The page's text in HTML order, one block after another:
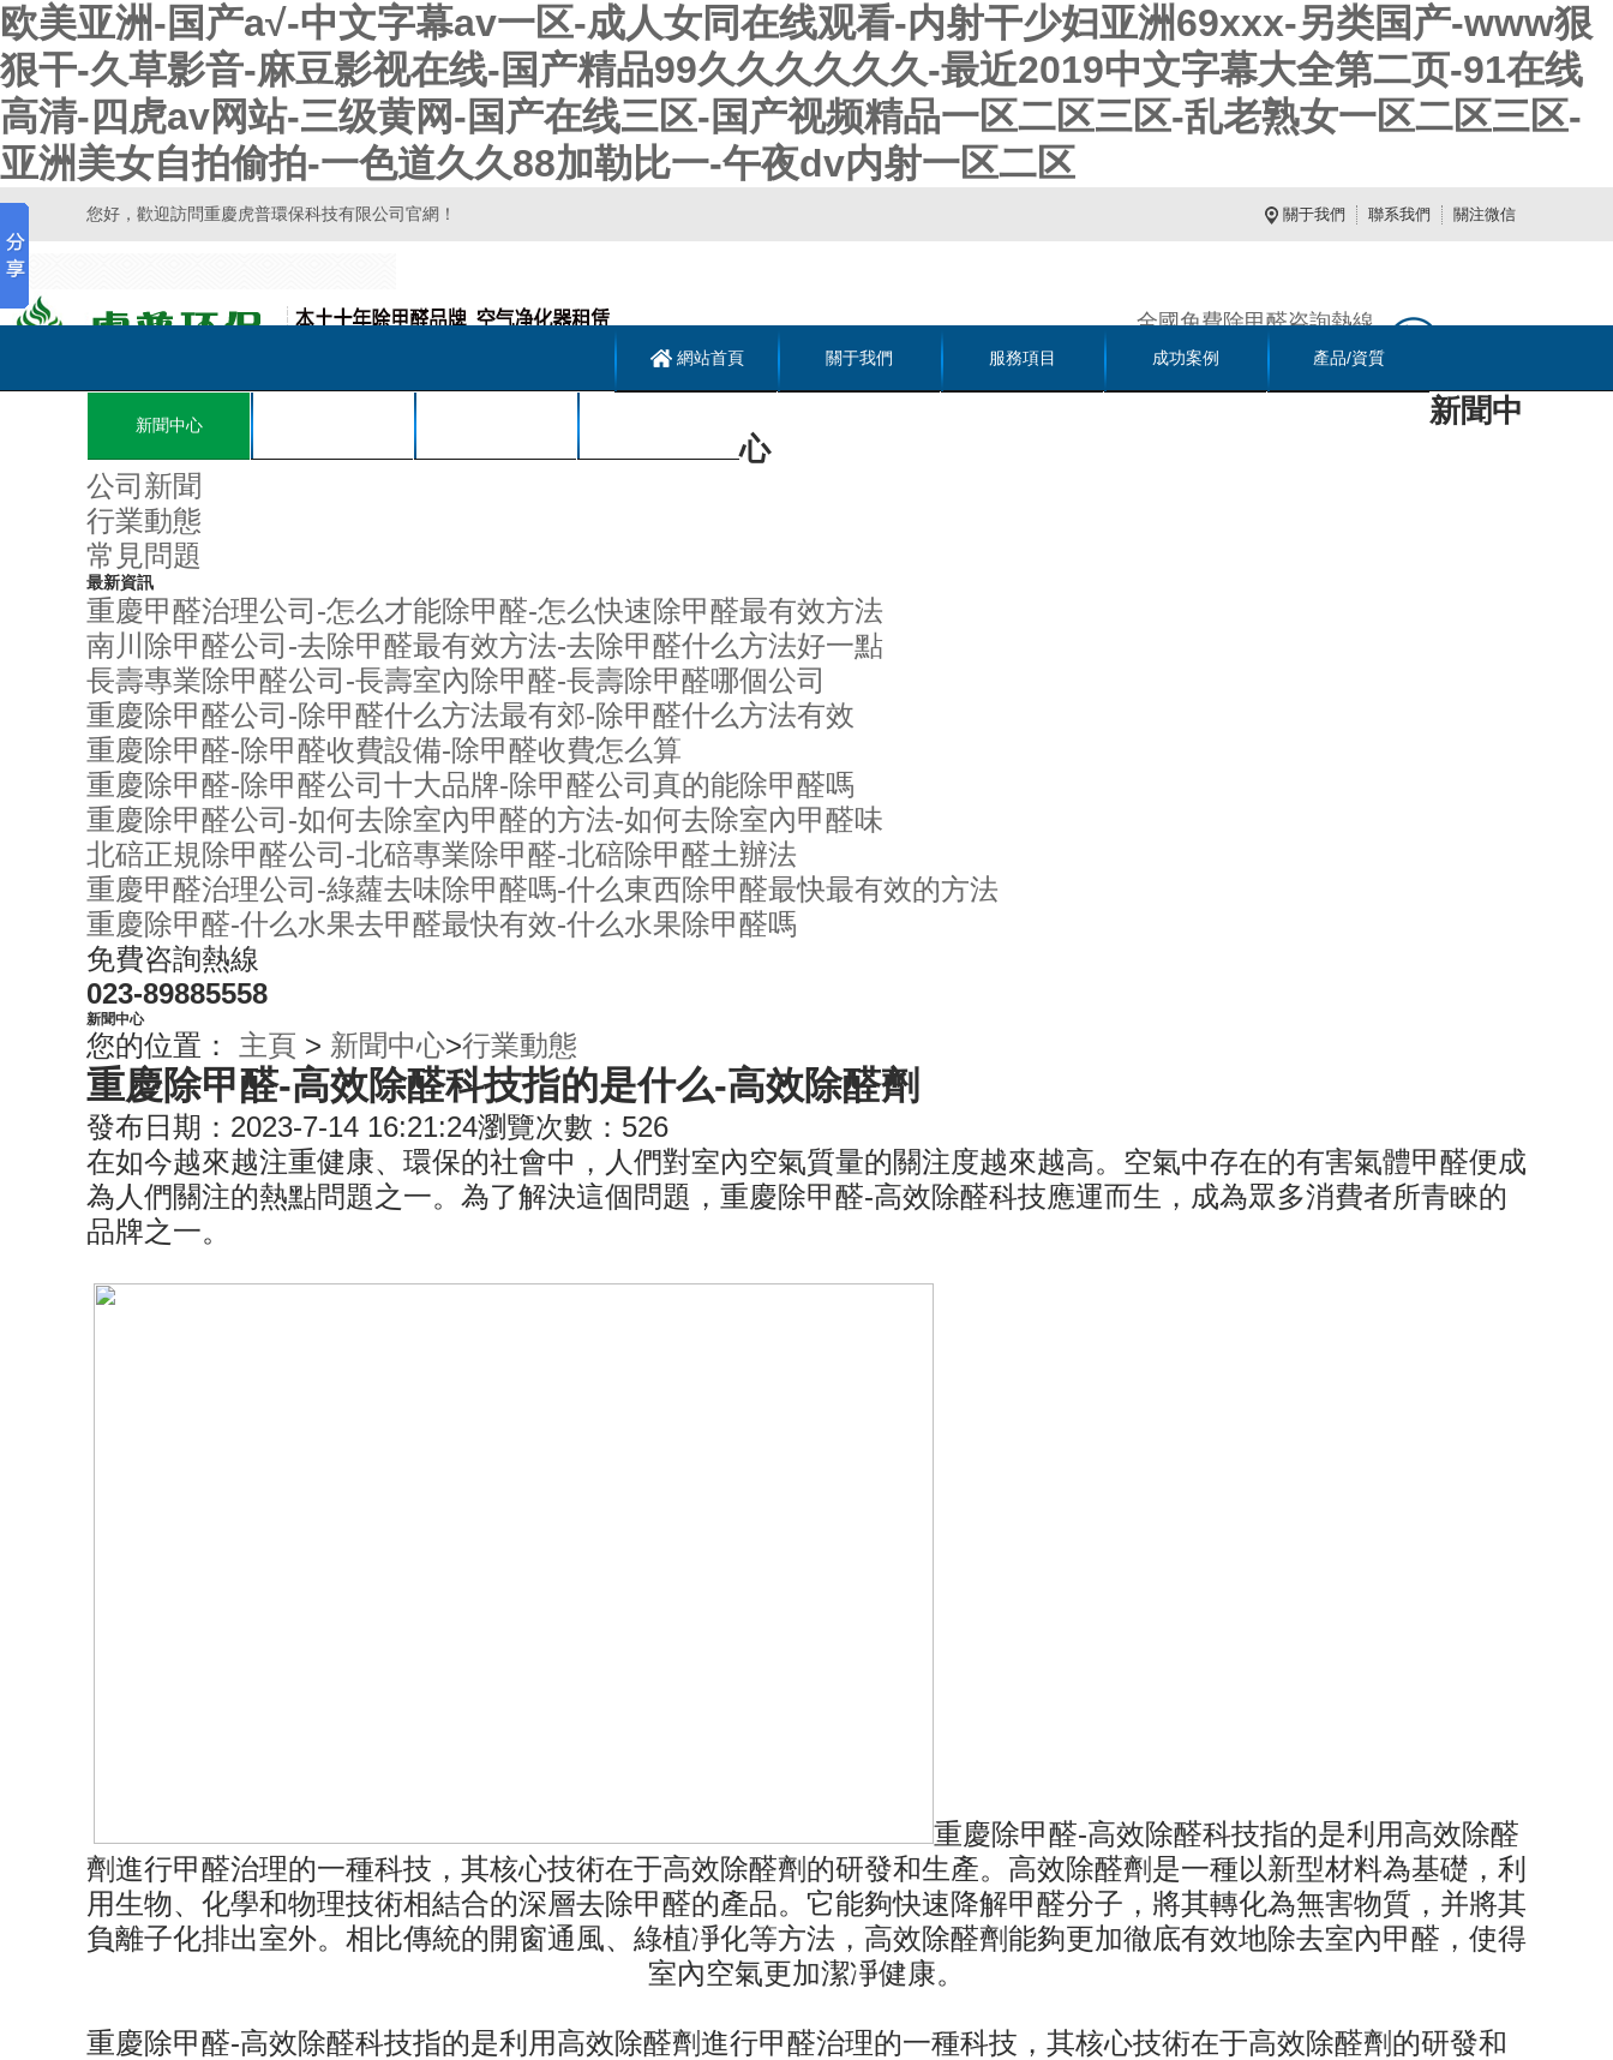
欧美亚洲-国产a√-中文字幕av一区-成人女同在线观看-内射干少妇亚洲69xxx-另类国产-www狠
狠干-久草影音-麻豆影视在线-国产精品99久久久久久久-最近2019中文字幕大全第二页-91在线
高清-四虎av网站-三级黄网-国产在线三区-国产视频精品一区二区三区-乱老熟女一区二区三区-
亚洲美女自拍偷拍-一色道久久88加勒比一-午夜dv内射一区二区
您好，歡迎訪問重慶虎普環保科技有限公司官網！ 關于我們 聯系我們 關注微信
全國免費除甲醛咨詢熱線
023-89885558
網站首頁 關于我們 服務項目 成功案例 產品/資質
新聞中心
新聞中
心
公司新聞
行業動態
常見問題
最新資訊
重慶甲醛治理公司-怎么才能除甲醛-怎么快速除甲醛最有效方法
南川除甲醛公司-去除甲醛最有效方法-去除甲醛什么方法好一點
長壽專業除甲醛公司-長壽室內除甲醛-長壽除甲醛哪個公司
重慶除甲醛公司-除甲醛什么方法最有郊-除甲醛什么方法有效
重慶除甲醛-除甲醛收費設備-除甲醛收費怎么算
重慶除甲醛-除甲醛公司十大品牌-除甲醛公司真的能除甲醛嗎
重慶除甲醛公司-如何去除室內甲醛的方法-如何去除室內甲醛味
北碚正規除甲醛公司-北碚專業除甲醛-北碚除甲醛土辦法
重慶甲醛治理公司-綠蘿去味除甲醛嗎-什么東西除甲醛最快最有效的方法
重慶除甲醛-什么水果去甲醛最快有效-什么水果除甲醛嗎
免費咨詢熱線
023-89885558
新聞中心
您的位置： 主頁 > 新聞中心>行業動態
重慶除甲醛-高效除醛科技指的是什么-高效除醛劑
發布日期：2023-7-14 16:21:24瀏覽次數： 526
在如今越來越注重健康、環保的社會中，人們對室內空氣質量的關注度越來越高。空氣中存在的有害氣體甲醛便成
為人們關注的熱點問題之一。為了解決這個問題，重慶除甲醛-高效除醛科技應運而生，成為眾多消費者所青睞的
品牌之一。
重慶除甲醛-高效除醛科技指的是利用高效除醛
劑進行甲醛治理的一種科技，其核心技術在于高效除醛劑的研發和生產。高效除醛劑是一種以新型材料為基礎，利
用生物、化學和物理技術相結合的深層去除甲醛的產品。它能夠快速降解甲醛分子，將其轉化為無害物質，并將其
負離子化排出室外。相比傳統的開窗通風、綠植凈化等方法，高效除醛劑能夠更加徹底有效地除去室內甲醛，使得
室內空氣更加潔凈健康。
重慶除甲醛-高效除醛科技指的是利用高效除醛劑進行甲醛治理的一種科技，其核心技術在于高效除醛劑的研發和